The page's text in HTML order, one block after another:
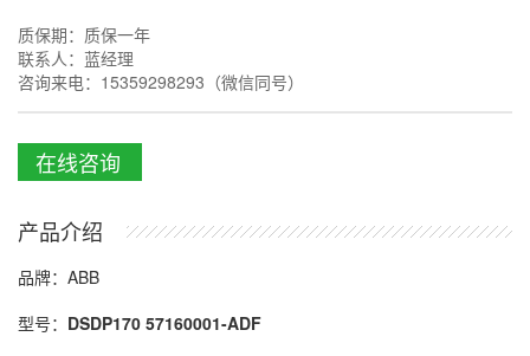
质保期：质保一年
联系人：蓝经理
咨询来电：15359298293（微信同号）
在线咨询
产品介绍
品牌：ABB
型号： DSDP170 57160001-ADF